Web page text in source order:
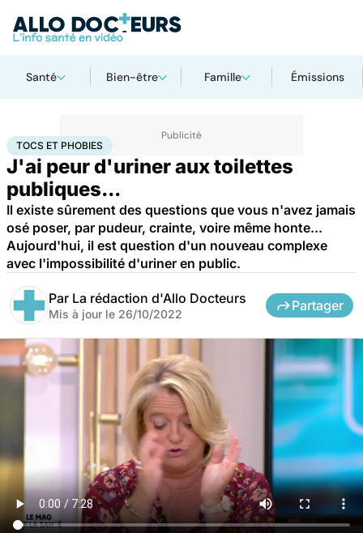
Santé Bien-être Famille Émissions
Accueil SantéTocs et phobies
TOCS ET PHOBIES
J'ai peur d'uriner aux toilettes
publiques...
Il existe sûrement des questions que vous n'avez jamais
osé poser, par pudeur, crainte, voire même honte...
Aujourd'hui, il est question d'un nouveau complexe
avec l'impossibilité d'uriner en public.
Par La rédaction d'Allo Docteurs
Mis à jour le 26/10/2022
Partager